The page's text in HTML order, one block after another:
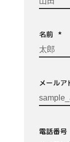
名前 *
メールア
電話番号